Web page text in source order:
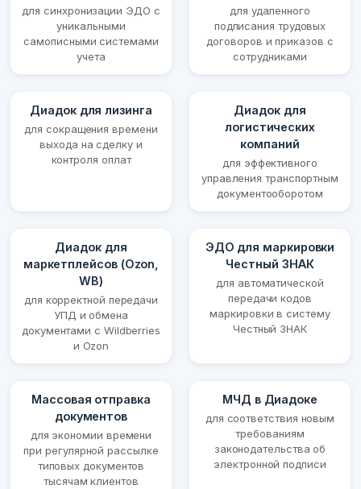
для синхронизации ЭДО с
уникальными
самописными системами
учета
для удаленного
подписания трудовых
договоров и приказов с
сотрудниками
Диадок для лизинга
для сокращения времени
выхода на сделку и
контроля оплат
Диадок для
логистических
компаний
для эффективного
управления транспортным
документооборотом
Диадок для
маркетплейсов (Ozon,
WB)
для корректной передачи
УПД и обмена
документами с Wildberries
и Ozon
ЭДО для маркировки
Честный ЗНАК
для автоматической
передачи кодов
маркировки в систему
Честный ЗНАК
Массовая отправка
документов
для экономии времени
при регулярной рассылке
типовых документов
тысячам клиентов
МЧД в Диадоке
для соответствия новым
требованиям
законодательства об
электронной подписи